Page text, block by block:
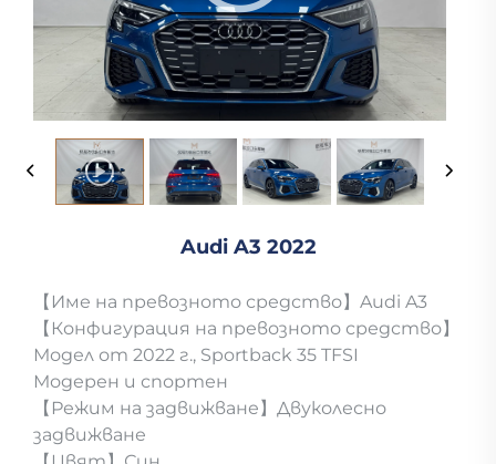
Audi A3 2022
【Име на превозното средство】Audi A3
【Конфигурация на превозното средство】
Модел от 2022 г., Sportback 35 TFSI
Модерен и спортен
【Режим на задвижване】Двуколесно
задвижване